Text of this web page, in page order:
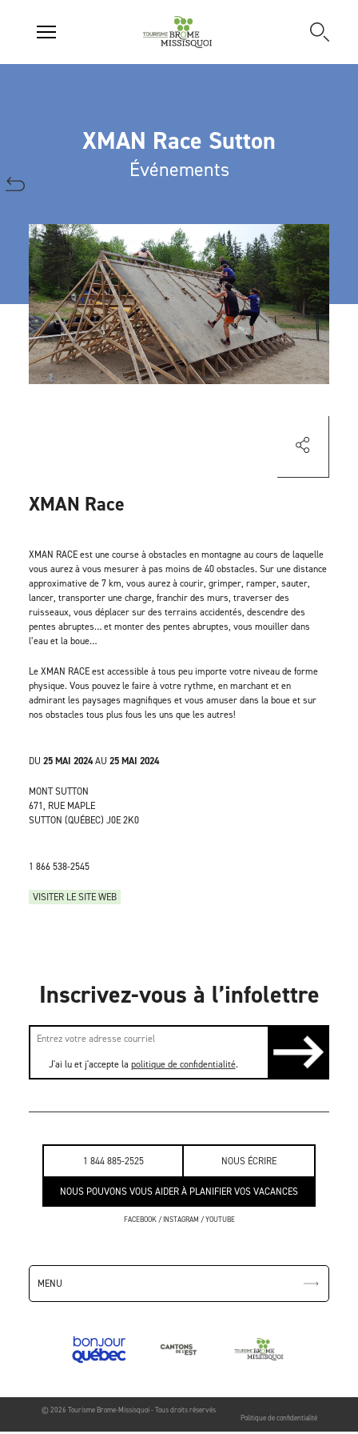
1 844 885-2525 NOUS ÉCRIRE
NOUS POUVONS VOUS AIDER À PLANIFIER VOS VACANCES
FACEBOOK/INSTAGRAM /YOUTUBE
MENU
© 2026 Tourisme Brome-Missisquoi - Tous droits réservés
Politique de confidentialité
XMAN Race Sutton
Événements
DU 25 MAI 2024AU 25 MAI 2024
MONT SUTTON
671, RUE MAPLE
SUTTON (QUÉBEC) J0E 2K0
1 866 538-2545
VISITER LE SITE WEB
XMAN Race
XMAN RACE est une course à obstacles en montagne au cours de laquelle
vous aurez à vous mesurer à pas moins de 40 obstacles. Sur une distance
approximative de 7 km, vous aurez à courir, grimper, ramper, sauter,
lancer, transporter une charge, franchir des murs, traverser des
ruisseaux, vous déplacer sur des terrains accidentés, descendre des
pentes abruptes… et monter des pentes abruptes, vous mouiller dans
l’eau et la boue…
Le XMAN RACE est accessible à tous peu importe votre niveau de forme
physique. Vous pouvez le faire à votre rythme, en marchant et en
admirant les paysages magnifiques et vous amuser dans la boue et sur
nos obstacles tous plus fous les uns que les autres!
Inscrivez-vous à l’infolettre
J'ai lu et j'accepte la politique de confidentialité.